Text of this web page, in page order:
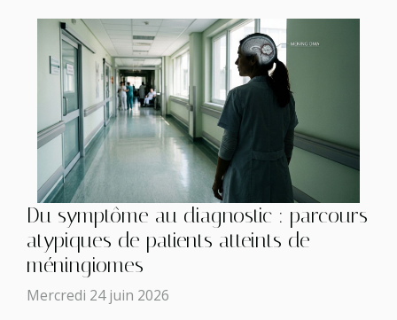
Du symptôme au diagnostic : parcours
atypiques de patients atteints de
méningiomes
Mercredi 24 juin 2026